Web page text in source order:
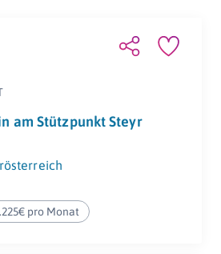
Zusätzliche
Urlaubstage
am Stützpunkt Steyr
pro Monat